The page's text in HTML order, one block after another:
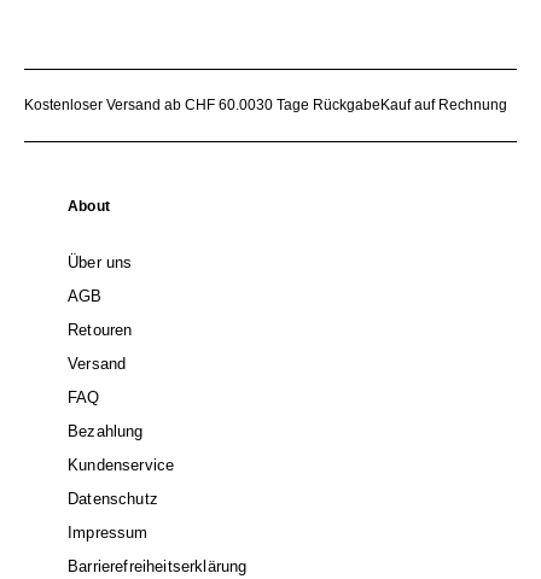
Kostenloser Versand ab CHF 60.0030 Tage Rückgabe Kauf auf Rechnung
About
Über uns
AGB
Retouren
Versand
FAQ
Bezahlung
Kundenservice
Datenschutz
Impressum
Barrierefreiheitserklärung